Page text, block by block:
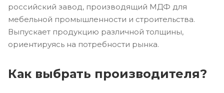
российский завод, производящий МДФ для
мебельной промышленности и строительства.
Выпускает продукцию различной толщины,
ориентируясь на потребности рынка.
Как выбрать производителя?